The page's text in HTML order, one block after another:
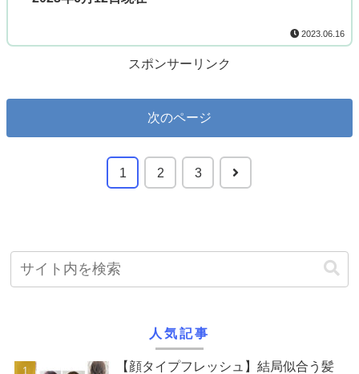
2023.06.16
スポンサーリンク
次のページ
1 2 3
人気記事
【顔タイプフレッシュ】結局似合う髪